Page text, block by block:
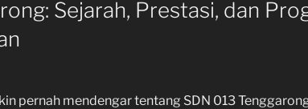
Sejarah, Prestasi, dan
pernah mendengar tentang SDN 013